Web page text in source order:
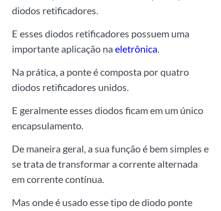
diodos retificadores.
E esses diodos retificadores possuem uma
importante aplicação na eletrônica.
Na prática, a ponte é composta por quatro
diodos retificadores unidos.
E geralmente esses diodos ficam em um único
encapsulamento.
De maneira geral, a sua função é bem simples e
se trata de transformar a corrente alternada
em corrente contínua.
Mas onde é usado esse tipo de diodo ponte